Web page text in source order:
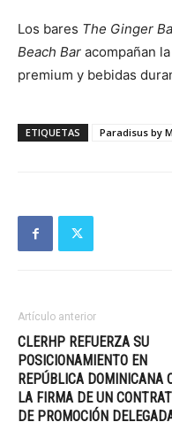
Los bares The Ginger
Beach Bar acompañan
premium y bebidas
ETIQUETAS Paradisus by
Artículo anterior
CLERHP REFUERZA SU
POSICIONAMIENTO EN
REPÚBLICA DOMINICANA
LA FIRMA DE UN
DE PROMOCIÓN